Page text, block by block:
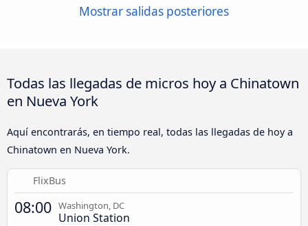
Mostrar salidas posteriores
Todas las llegadas de micros hoy a Chinatown
en Nueva York
Aquí encontrarás, en tiempo real, todas las llegadas de hoy a
Chinatown en Nueva York.
FlixBus
08:00 Washington, DC
Union Station